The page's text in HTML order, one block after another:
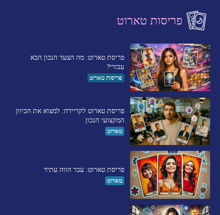
פריסות טארוט
פריסת טארוט: מה הצעד הנכון הבא
עבורי?
פריסות טארוט
פריסת טארוט לקריירה: למצוא את הכיוון
המקצועי הנכון
טארוט
פריסת טארוט: עבר הווה עתיד
טארוט